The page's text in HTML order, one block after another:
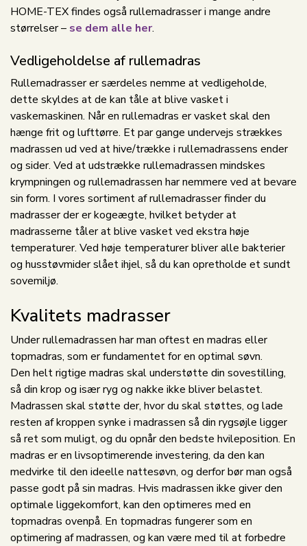
HOME-TEX findes også rullemadrasser i mange andre
størrelser – se dem alle her.
Vedligeholdelse af rullemadras
Rullemadrasser er særdeles nemme at vedligeholde,
dette skyldes at de kan tåle at blive vasket i
vaskemaskinen. Når en rullemadras er vasket skal den
hænge frit og lufttørre. Et par gange undervejs strækkes
madrassen ud ved at hive/trække i rullemadrassens ender
og sider. Ved at udstrække rullemadrassen mindskes
krympningen og rullemadrassen har nemmere ved at bevare
sin form. I vores sortiment af rullemadrasser finder du
madrasser der er kogeægte, hvilket betyder at
madrasserne tåler at blive vasket ved ekstra høje
temperaturer. Ved høje temperaturer bliver alle bakterier
og husstøvmider slået ihjel, så du kan opretholde et sundt
sovemiljø.
Kvalitets madrasser
Under rullemadrassen har man oftest en madras eller
topmadras, som er fundamentet for en optimal søvn.
Den helt rigtige madras skal understøtte din sovestilling,
så din krop og især ryg og nakke ikke bliver belastet.
Madrassen skal støtte der, hvor du skal støttes, og lade
resten af kroppen synke i madrassen så din rygsøjle ligger
så ret som muligt, og du opnår den bedste hvileposition. En
madras er en livsoptimerende investering, da den kan
medvirke til den ideelle nattesøvn, og derfor bør man også
passe godt på sin madras. Hvis madrassen ikke giver den
optimale liggekomfort, kan den optimeres med en
topmadras ovenpå. En topmadras fungerer som en
optimering af madrassen, og kan være med til at forbedre